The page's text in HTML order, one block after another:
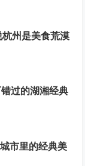
州是美食荒漠
过的湖湘经典
市里的经典美